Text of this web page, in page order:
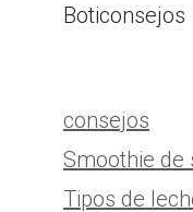
Boticonsejos
Categorías
consejos
Smoothie de
Tipos de